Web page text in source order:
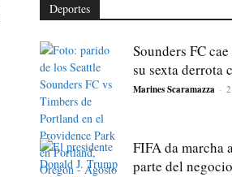
Deportes
Sounders FC
su sexta derrota
Marines Scaramazza -
FIFA da marcha
parte del